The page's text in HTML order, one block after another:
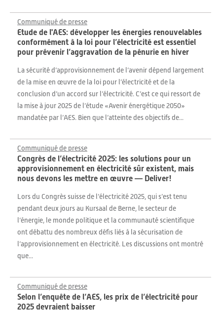
Communiqué de presse
Etude de l'AES: développer les énergies renouvelables
conformément à la loi pour l’électricité est essentiel
pour prévenir l’aggravation de la pénurie en hiver
La sécurité d’approvisionnement de l’avenir dépend largement
de la mise en œuvre de la loi pour l’électricité et de la
conclusion d’un accord sur l’électricité. C’est ce qui ressort de
la mise à jour 2025 de l’étude «Avenir énergétique 2050»
mandatée par l’AES. Bien que l’atteinte des objectifs de...
Communiqué de presse
Congrès de l’électricité 2025: les solutions pour un
approvisionnement en électricité sûr existent, mais
nous devons les mettre en œuvre — Deliver!
Lors du Congrès suisse de l’électricité 2025, qui s’est tenu
pendant deux jours au Kursaal de Berne, le secteur de
l’énergie, le monde politique et la communauté scientifique
ont débattu des nombreux défis liés à la sécurisation de
l’approvisionnement en électricité. Les discussions ont montré
que...
Communiqué de presse
Selon l’enquête de l’AES, les prix de l’électricité pour
2025 devraient baisser